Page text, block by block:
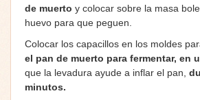
de muerto y colocar sobre la masa
huevo para que peguen.
Colocar los capacillos en los moldes
el pan de muerto para fermentar, en
que la levadura ayude a inflar el pan,
minutos.